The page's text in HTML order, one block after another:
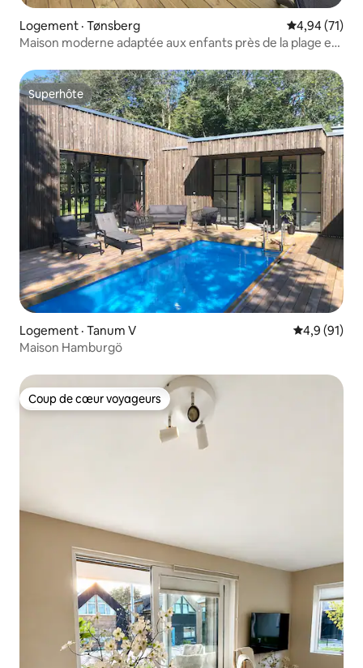
Logement · Tønsberg Note
4,94 (71)
Maison moderne adaptée aux enfants près de la plage et
Superhôte
Superhôte
Logement · Tanum V Note
4,9 (91)
Maison Hamburgö
Coup de cœur voyageurs
Coup de cœur voyageurs